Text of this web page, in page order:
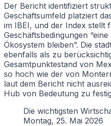
Der Bericht identifiziert
Geschäftsumfeld platziert
im IBEI, und der Index stellt
Geschäftsbedingungen
Ökosystem bleiben”. Die
ebenfalls als zu
Gesamtpunktestand von
so hoch wie der von
laut dem Bericht nicht
Hub von Bedeutung zu
Die wichtigsten
Montag, 25. Mai 2026